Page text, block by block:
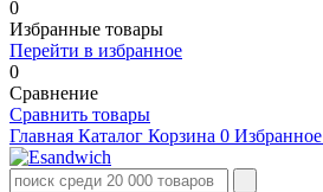
0
Избранные товары
Перейти в избранное
0
Сравнение
Сравнить товары
Главная Каталог Корзина 0 Избранное